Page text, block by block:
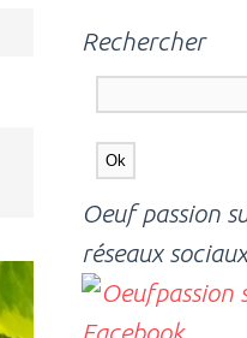
Rechercher
Oeuf passion
réseaux